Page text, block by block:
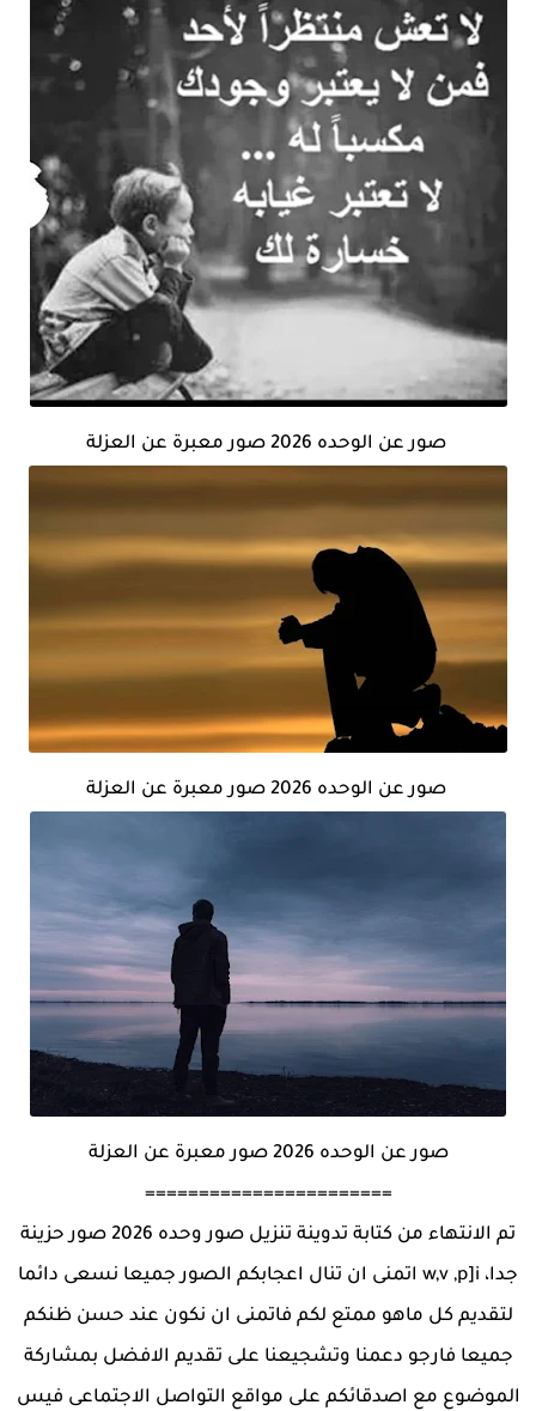
صور عن الوحده 2026 صور معبرة عن العزلة
صور عن الوحده 2026 صور معبرة عن العزلة
صور عن الوحده 2026 صور معبرة عن العزلة
=======================
تم الانتهاء من كتابة تدوينة تنزيل صور وحده 2026 صور حزينة
جدا، w,v ,p]i اتمنى ان تنال اعجابكم الصور جميعا نسعى دائما
لتقديم كل ماهو ممتع لكم فاتمنى ان نكون عند حسن ظنكم
جميعا فارجو دعمنا وتشجيعنا على تقديم الافضل بمشاركة
الموضوع مع اصدقائكم على مواقع التواصل الاجتماعى فيس